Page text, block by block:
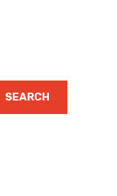
SEARCH